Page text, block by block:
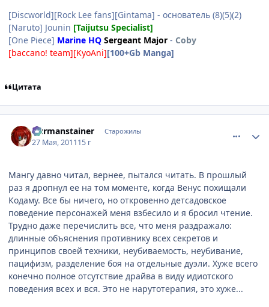
[Discworld][Rock Lee fans][Gintama] - основатель (8)(5)(2)
[Naruto] Jounin [Taijutsu Specialist]
[One Piece] Marine HQ Sergeant Major - Coby
[baccano! team][KyoAni][100+Gb Manga]
Цитата
Durmanstainer Старожилы
27 Мая, 201115 г
Мангу давно читал, вернее, пытался читать. В прошлый
раз я дропнул ее на том моменте, когда Венус похищали
Кодаму. Все бы ничего, но откровенно детсадовское
поведение персонажей меня взбесило и я бросил чтение.
Трудно даже перечислить все, что меня раздражало:
длинные объяснения противнику всех секретов и
принципов своей техники, неубиваемость, неубивание,
пацифизм, разделение боя на отдельные дуэли. Хуже всего
конечно полное отсутствие драйва в виду идиотского
поведения всех и вся. Это не нарутотерапия, это хуже...